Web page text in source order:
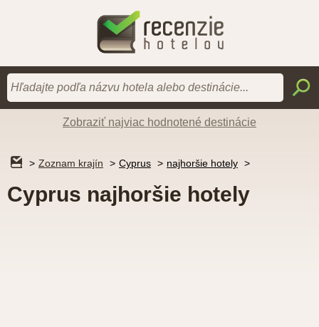
Zobraziť najviac hodnotené destinácie
Zoznam krajín Cyprus najhoršie hotely
Cyprus najhoršie hotely